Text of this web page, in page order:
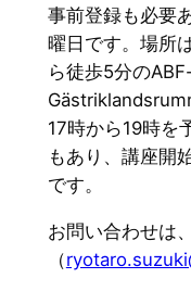
事前登録も必要
曜日です。場所
ら徒歩5分の
17時から19時を
もあり、講座開
です。
お問い合わせは
（